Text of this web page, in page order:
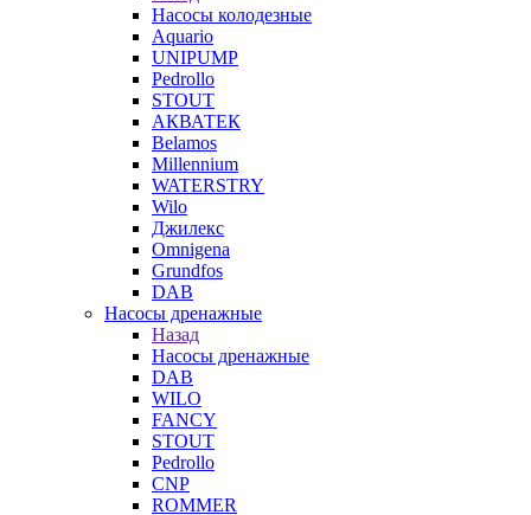
Насосы колодезные
Aquario
UNIPUMP
Pedrollo
STOUT
АКВАТЕК
Belamos
Millennium
WATERSTRY
Wilo
Джилекс
Omnigena
Grundfos
DAB
Насосы дренажные
Назад
Насосы дренажные
DAB
WILO
FANCY
STOUT
Pedrollo
CNP
ROMMER